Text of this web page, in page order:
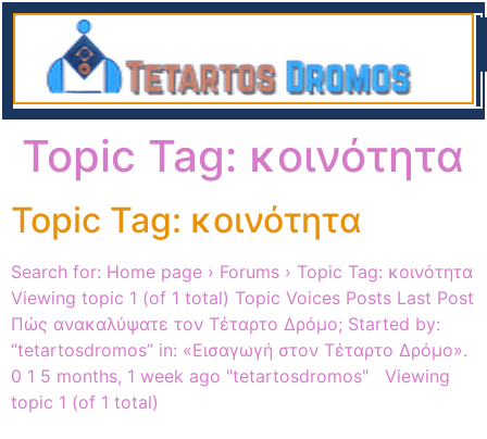
Topic Tag: κοινότητα
Topic Tag: κοινότητα
Search for: Home page › Forums › Topic Tag: κοινότητα
Viewing topic 1 (of 1 total) Topic Voices Posts Last Post
Πώς ανακαλύψατε τον Τέταρτο Δρόμο; Started by:
“tetartosdromos” in: «Εισαγωγή στον Τέταρτο Δρόμο».
0 1 5 months, 1 week ago "tetartosdromos" Viewing
topic 1 (of 1 total)